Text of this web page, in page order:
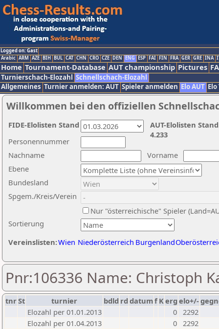
Logged on: Gast
Arabic ARM AZE BIH BUL CAT CHN CRO CZE DEN ENG ESP FAI FIN FRA GER GRE INA
Home Tournament-Database AUT championship Pictures
Turnierschach-Elozahl Schnellschach-Elozahl
Allgemeines Turnier anmelden: AUT Spieler anmelden Elo AUT
Willkommen bei den offiziellen
Nachname
Vorname
Ebene
Sortierung
Personennummer
Bundesland
Spgem./Kreis/Verein
Nur "österreichische" Spieler
Vereinslisten:Wien Niederösterreich Burgenland
AUT-Elolisten
4.233
FIDE-Elolisten Stand
Pnr:106336 Name: Christoph
tnrSt turnier bdld rd datumf Kerg elo+/-
Elozahl per 01.01.2013
0 2292
Elozahl per 01.04.2013
0 2292